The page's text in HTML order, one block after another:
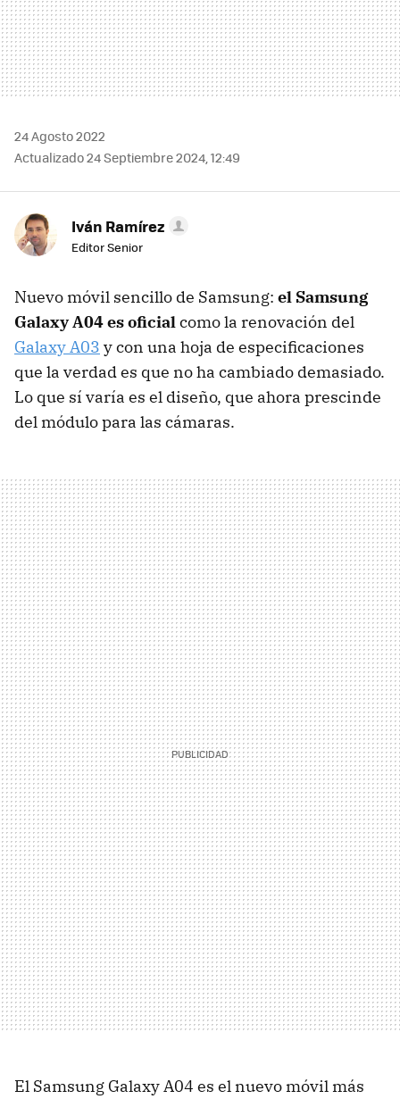
24 Agosto 2022
Actualizado 24 Septiembre 2024, 12:49
Iván Ramírez
Editor Senior
Nuevo móvil sencillo de Samsung: el Samsung
Galaxy A04 es oficialcomo la renovación del
Galaxy A03 y con una hoja de especificaciones
que la verdad es que no ha cambiado demasiado.
Lo que sí varía es el diseño, que ahora prescinde
del módulo para las cámaras.
El Samsung Galaxy A04 es el nuevo móvil más